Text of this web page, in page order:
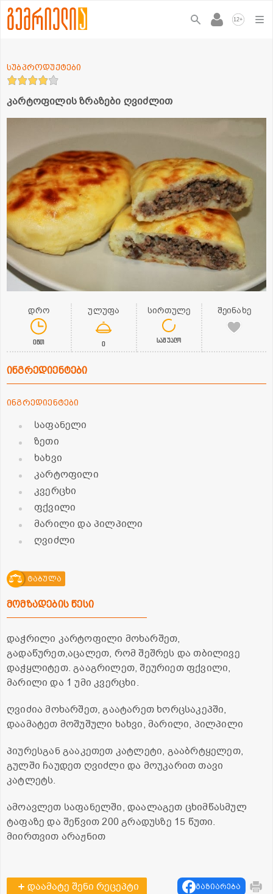
12+
კარტოფილის ზრაზები ღვიძლით
სუბპროდუქტები
დრო
0წთ
ულუფა
0
სირთულე
საშუალო
შეინახე
ინგრედიენტები
ინგრედიენტები
საფანელი
ზეთი
ხახვი
კარტოფილი
კვერცხი
ფქვილი
მარილი და პილპილი
ღვიძლი
ტაბულა
მომზადების წესი
დაჭრილი კარტოფილი მოხარშეთ,
გადაწურეთ,აცალეთ, რომ შეშრეს და თბილივე
დაჭყლიტეთ. გააგრილეთ, შეურიეთ ფქვილი,
მარილი და 1 უმი კვერცხი.
ღვიძია მოხარშეთ, გაატარეთ ხორცსაკეპში,
დაამატეთ მოშუშული ხახვი, მარილი, პილპილი
პიურესგან გააკეთეთ კატლეტი, გააბრტყელეთ,
გულში ჩაუდეთ ღვიძლი და მოუკარით თავი
კატლეტს.
ამოავლეთ საფანელში, დაალაგეთ ცხიმწასმულ
ტაფაზე და შეწვით 200 გრადუსზე 15 წუთი.
მიირთვით არაჟნით
დაამატე შენი რეცეპტი გაზიარება